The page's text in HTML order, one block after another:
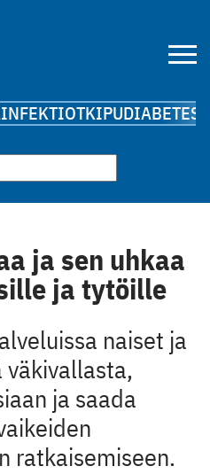
INFEKTIOTKIPUDIABETES
ja sen uhkaa
ja tytöille
naiset ja
ja saada
ratkaisemiseen.